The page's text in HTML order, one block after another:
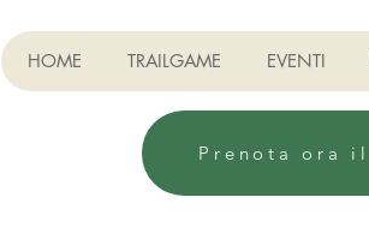
HOME TRAILGAME EVENTI
Prenota ora